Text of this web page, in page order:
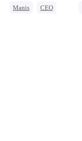
Nikah Kilat
Manis
CEO